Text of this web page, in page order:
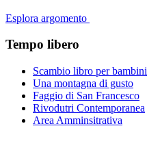
Esplora argomento
Tempo libero
Scambio libro per bambini
Una montagna di gusto
Faggio di San Francesco
Rivodutri Contemporanea
Area Amminsitrativa